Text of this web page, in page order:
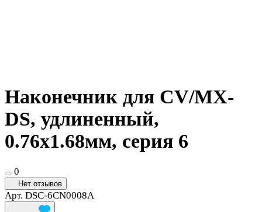
Наконечник для CV/MX-
DS, удлиненный,
0.76х1.68мм, серия 6
0
Нет отзывов
Арт. DSC-6CN0008A